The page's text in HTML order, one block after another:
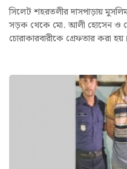
সিলেট শহরতলীর দাসপাড়ায়
সড়ক থেকে মো. আলী হোসেন ও
চোরাকারবারীকে গ্রেফতার করা